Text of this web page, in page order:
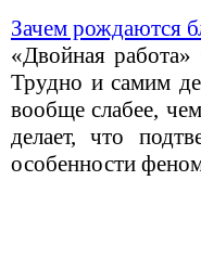
Зачем рождаются
«Двойная
Трудно и самим
вообще слабее,
делает, что
особенности